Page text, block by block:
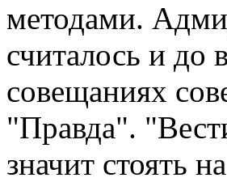
методами.
считалось и до
совещаниях
"Правда".
значит стоять